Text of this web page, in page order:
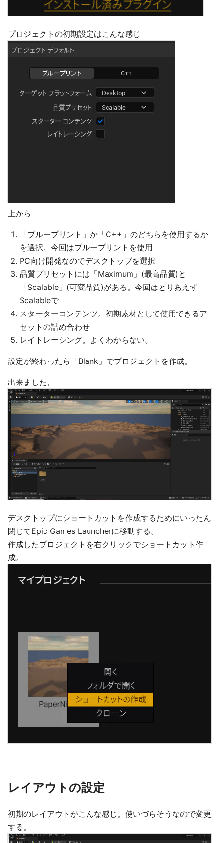
プロジェクトの初期設定はこんな感じ
上から
「ブループリント」か「C++」のどちらを使用するか
を選択。今回はブループリントを使用
PC向け開発なのでデスクトップを選択
品質プリセットには「Maximum」(最高品質)と
「Scalable」(可変品質)がある。今回はとりあえず
Scalableで
スターターコンテンツ。初期素材として使用できるア
セットの詰め合わせ
レイトレーシング。よくわからない。
設定が終わったら「Blank」でプロジェクトを作成。
出来ました。
デスクトップにショートカットを作成するためにいったん
閉じてEpic Games Launcherに移動する。
作成したプロジェクトを右クリックでショートカット作
成。
レイアウトの設定
初期のレイアウトがこんな感じ。使いづらそうなので変更
する。